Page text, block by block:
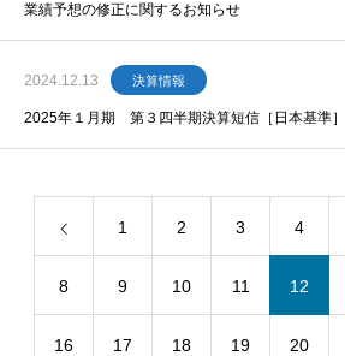
業績予想の修正に関するお知らせ
2024.12.13 決算情報
2025年１月期 第３四半期決算短信［日本基準］
1 2 3 4
8 9 10 11 12
16 17 18 19 20